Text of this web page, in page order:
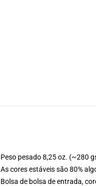
Peso pesado 8,25 oz. (~280
As cores estáveis são 80%
Bolsa de bolsa de entrada,